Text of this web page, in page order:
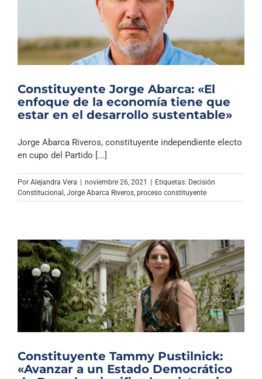
Constituyente Jorge Abarca: «El
enfoque de la economía tiene que
estar en el desarrollo sustentable»
Jorge Abarca Riveros, constituyente independiente electo
en cupo del Partido [...]
Por Alejandra Vera | noviembre 26, 2021 | Etiquetas: Decisión
Constitucional Jorge Abarca Riveros proceso constituyente
Constituyente Tammy Pustilnick:
«Avanzar a un Estado Democrático